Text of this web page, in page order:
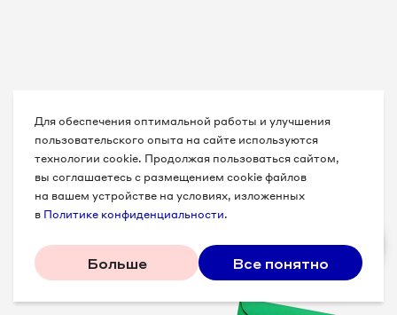
Для обеспечения оптимальной работы и улучшения
пользовательского опыта на сайте используются
технологии cookie. Продолжая пользоваться сайтом,
вы соглашаетесь с размещением cookie файлов
на вашем устройстве на условиях, изложенных
в Политике конфиденциальности.
Больше Все понятно